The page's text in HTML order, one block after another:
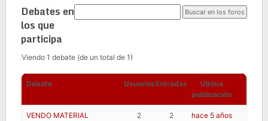
Debates en
los que
participa
Viendo 1 debate (de un total de 1)
Debate Usuarios Entradas
Última
publicación
VENDO MATERIAL
2 2 hace 5 años